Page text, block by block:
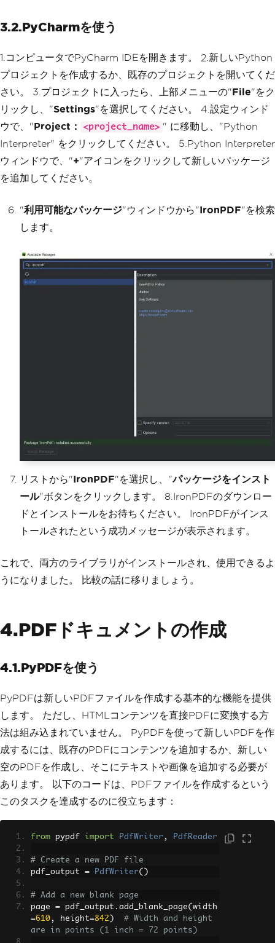
3.2.PyCharmを使う
1.コンピュータでPyCharm IDEを開きます。 2.新しいPython
プロジェクトを作成するか、既存のプロジェクトを開いてくだ
さい。 3.プロジェクトに入ったら、上部メニューの"File"をク
リックし、"Settings"を選択してください。 4.設定ウィンド
ウで、"Project： <project_name> " に移動し、"Python
Interpreter" をクリックしてください。 5.Python Interpreter
ウィンドウで、"+"アイコンをクリックして新しいパッケージ
を追加してください。
"利用可能なパッケージ"ウィンドウから"IronPDF"を検索
します。
リストから"IronPDF"を選択し、"パッケージをインスト
ール"ボタンをクリックします。 8.IronPDFのダウンロー
ドとインストールをお待ちください。 IronPDFがインス
トールされたという成功メッセージが表示されます。
これで、両方のライブラリがインストールされ、使用できるよ
うになりました。 比較の話に移りましょう。
4.PDFドキュメントの作成
4.1.PyPDFを使う
PyPDFは新しいPDFファイルを作成する基本的な機能を提供
します。 ただし、HTMLコンテンツを直接PDFに変換する方
法は組み込まれていません。 PyPDFを使って新しいPDFを作
成するには、既存のPDFにコンテンツを追加するか、新しい
空のPDFを作成し、そこにテキストや画像を追加する必要が
あります。 以下のコードは、PDFファイルを作成するという
このタスクを達成するのに役立ちます：
from pypdf import PdfWriter , PdfReader
# Create a new PDF file
pdf_output = PdfWriter()
# Add a new blank page
page = pdf_output . add_blank_page( width
=610, height=842 )
# Width and height
are in points (1 inch = 72 points)